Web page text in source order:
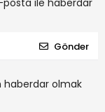
ile haberdar
Gönder
haberdar olmak